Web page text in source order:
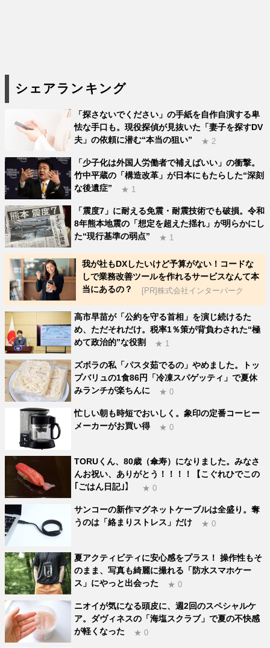
シェアランキング
「探さないでください」の手紙を自作自演する卑
怯な手口も。現役探偵が見抜いた「妻子を探すDV
夫」の依頼に潜む“本当の狙い”
★ 2
「少子化は外国人労働者で補えばいい」の衝撃。
竹中平蔵の「構造改革」が日本にもたらした“深刻
な後遺症”
★ 1
「震度7」に耐える免震・耐震技術でも破損。令和
8年熊本地震の「想定を超えた揺れ」が明らかにし
た“現行基準の弱点”
★ 1
我が社もDXしたいけど予算がない！コードな
しで業務改善ツールを作れるサービスなんて本
当にあるの？
[PR]株式会社インターパーク
高市早苗が「公約を守る首相」を演じ続けるた
め、ただそれだけ。税率1％策が背負わされた“極
めて政治的”な役割
★ 1
ズボラの私「パスタ茹でるの」やめました。トッ
プバリュの1食86円「冷凍スパゲッティ」で夏休
みランチが楽ちんに
★ 0
忙しい朝も時短でおいしく。象印の定番コーヒー
メーカーがお買い得
★ 0
TORUくん、80歳（傘寿）になりました。みなさ
んお祝い、ありがとう！！！！【こぐれひでこの
｢ごはん日記｣】
★ 0
サンコーの新作マグネットケーブルは全盛り。奪
うのは「絡まりストレス」だけ
★ 0
夏アクティビティに安心感をプラス！ 操作性もそ
のまま、写真も綺麗に撮れる「防水スマホケー
ス」にやっと出会った
★ 0
ニオイが気になる頭皮に、週2回のスペシャルケ
ア。ダヴィネスの「海塩スクラブ」で夏の不快感
が軽くなった
★ 0